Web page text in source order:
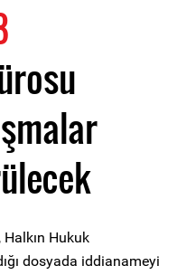
Hukuk
dosyada iddianameyi